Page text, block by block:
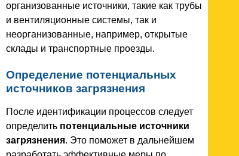
организованные источники, такие как трубы
и вентиляционные системы, так и
неорганизованные, например, открытые
склады и транспортные проезды.
Определение потенциальных
источников загрязнения
После идентификации процессов следует
определить потенциальные источники
загрязнения. Это поможет в дальнейшем